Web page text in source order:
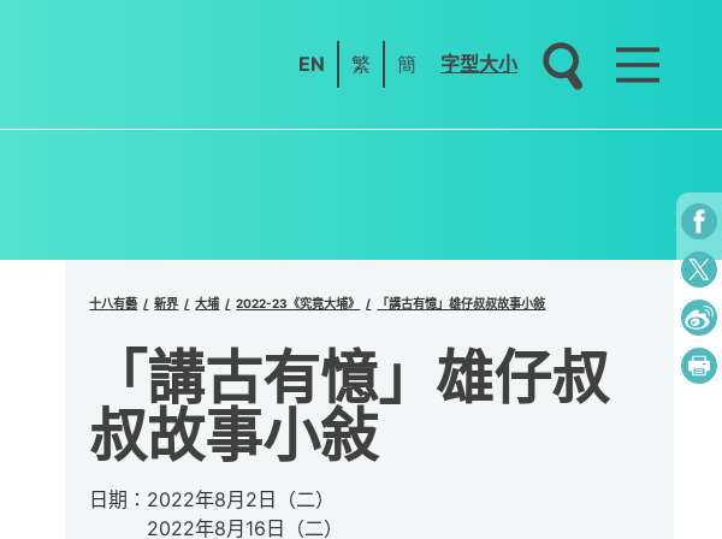
EN 繁 簡 字型大小
十八有藝 新界 大埔 2022-23《究竟大埔》 「講古有憶」雄仔叔叔故事小敍
「講古有憶」雄仔叔
叔故事小敍
日期：2022年8月2日（二）
2022年8月16日（二）